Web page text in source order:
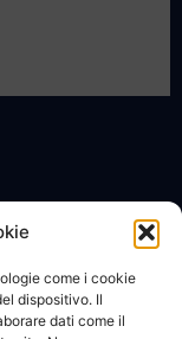
come i cookie
dispositivo. Il
dati come il
PRIVACY